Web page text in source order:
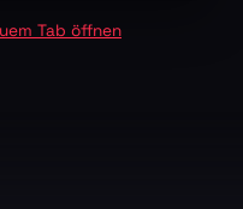
Tab öffnen